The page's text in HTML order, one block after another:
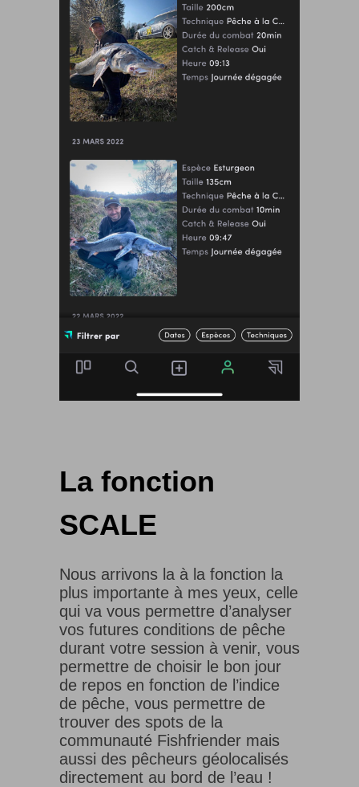
La fonction
SCALE
Nous arrivons la à la fonction la
plus importante à mes yeux, celle
qui va vous permettre d’analyser
vos futures conditions de pêche
durant votre session à venir, vous
permettre de choisir le bon jour
de repos en fonction de l’indice
de pêche, vous permettre de
trouver des spots de la
communauté Fishfriender mais
aussi des pêcheurs géolocalisés
directement au bord de l’eau !